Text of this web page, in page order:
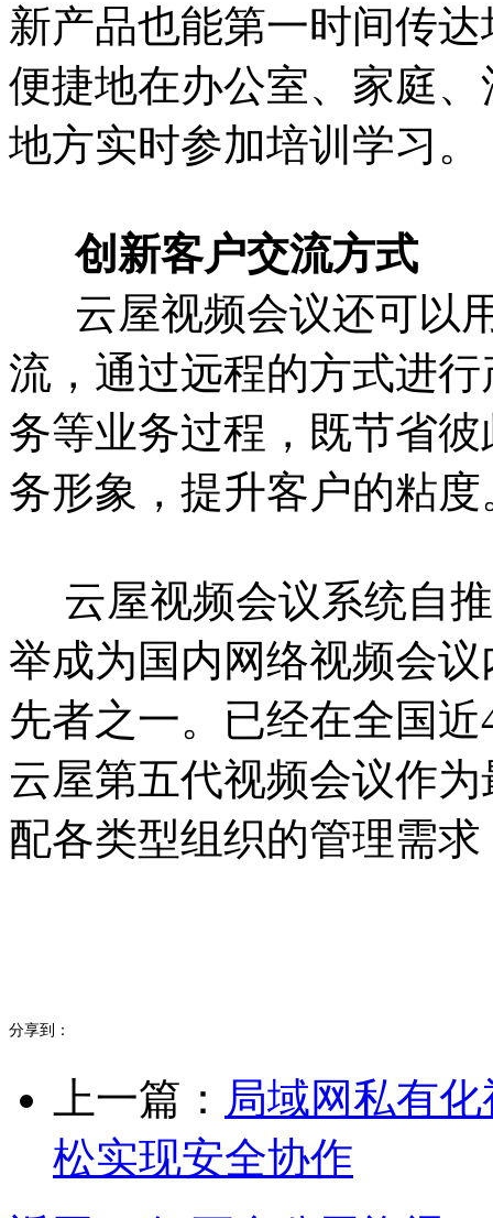
新产品也能第一时间传
便捷地在办公室、家庭
地方实时参加培训学习。
创新客户交流方式
云屋视频会议还可以
流，通过远程的方式进
务等业务过程，既节省
务形象，提升客户的粘度
云屋视频会议系统自
举成为国内网络视频会
先者之一。已经在全国
云屋第五代视频会议作为
配各类型组织的管理需
分享到：
上一篇： 局域网私有
松实现安全协作